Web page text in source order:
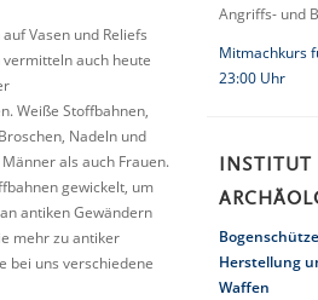
Vasen und Reliefs
auch heute
Weiße Stoffbahnen,
Nadeln und
als auch Frauen.
gewickelt, um
antiken Gewändern
mehr zu antiker
bei uns verschiedene
Angriffs- und
Mitmachkurs
23:00 Uhr
Herstellung
Waffen